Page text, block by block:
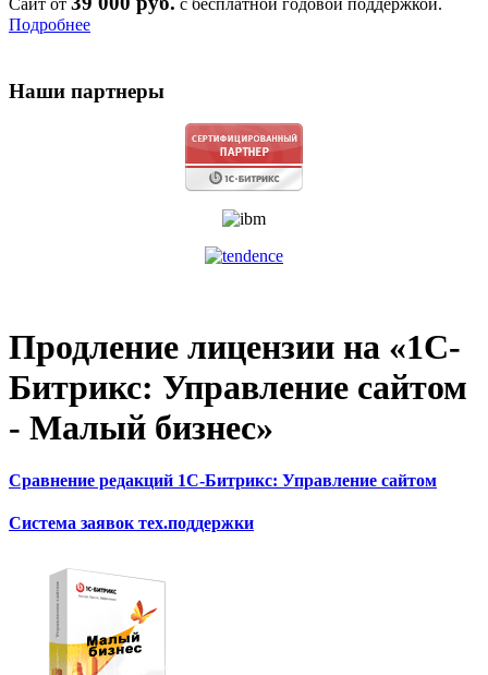
Подробнее
Наши партнеры
Продление лицензии на «1С-
Битрикс: Управление сайтом
- Малый бизнес»
Сравнение редакций 1С-Битрикс: Управление сайтом
Система заявок тех.поддержки